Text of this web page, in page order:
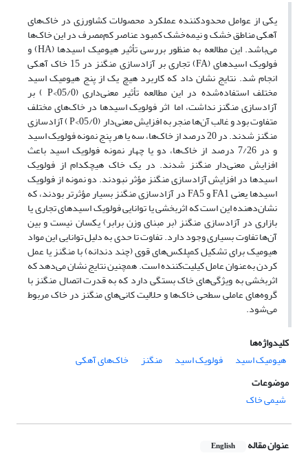
یکی از عوامل محدودکننده عملکرد محصولات کشاورزی در خاک‌های
آهکی مناطق خشک و نیمه‌خشک کمبود عناصر کم‌مصرف در این خاک‌ها
می‌باشد. این مطالعه به منظور بررسی تأثیر هیومیک اسیدها (HA) و
فولویک اسیدهای (FA) تجاری بر آزادسازی منگنز در 15 خاک آهکی
انجام شد. نتایج نشان داد که کاربرد هیچ یک از پنج هیومیک اسید
مختلف استفاده‌شده در این مطالعه تأثیر معنی‌داری (05/0>P ) بر
آزادسازی منگنز نداشت، اما اثر فولویک اسیدها در خاک‌های مختلف
متفاوت بود و غالب آن‌ها منجر به افزایش معنی‌دار (05/0>P ) آزادسازی
منگنز شدند. در 20 درصد از خاک‌ها، سه یا هر پنج نمونه فولویک اسید
و در 7/26 درصد از خاک‌ها، دو یا چهار نمونه فولویک اسید باعث
افزایش معنی‌دار منگنز شدند. در یک خاک هیچکدام از فولویک
اسیدها در افزایش آزادسازی منگنز مؤثر نبودند. دو نمونه از فولویک
اسیدها یعنی FA1 و FA5 در آزادسازی منگنز بسیار مؤثرتر بودند، که
نشان‌دهنده این است که اثربخشی یا توانایی فولویک اسیدهای تجاری یا
بازاری در آزادسازی منگنز (بر مبنای وزن برابر) یکسان نیست و بین
آن‌ها تفاوت بسیاری وجود دارد. تفاوت تا حدی به دلیل توانایی این مواد
هیومیک برای تشکیل کمپلکس‌های قوی (چند دندانه) با منگنز یا عمل
کردن به‌عنوان عامل کیلیت‌کننده است. همچنین نتایج نشان می‌دهد که
اثربخشی به ویژگی‌های خاک بستگی دارد که به قدرت اتصال منگنز با
گروه‌های عاملی سطحی خاک‌ها و حلالیت کانی‌های منگنز در خاک مربوط
می‌شود.
کلیدواژه‌ها
هیومیک اسید
فولویک اسید منگنز
خاک‌های آهکی
موضوعات
شیمی خاک
عنوان مقاله English